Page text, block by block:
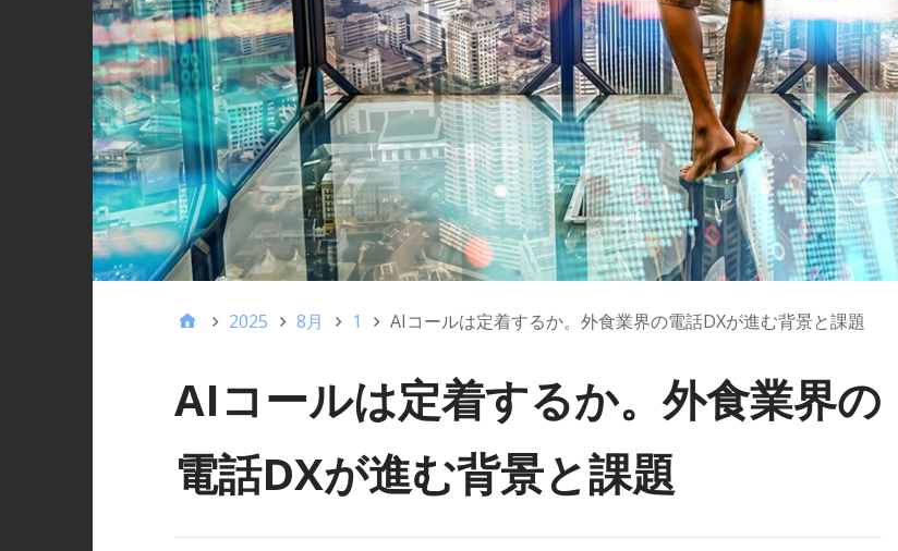
2025 8月 1 AIコールは定着するか。外食業界の電話DXが進む背景と課題
AIコールは定着するか。外食業界の
電話DXが進む背景と課題